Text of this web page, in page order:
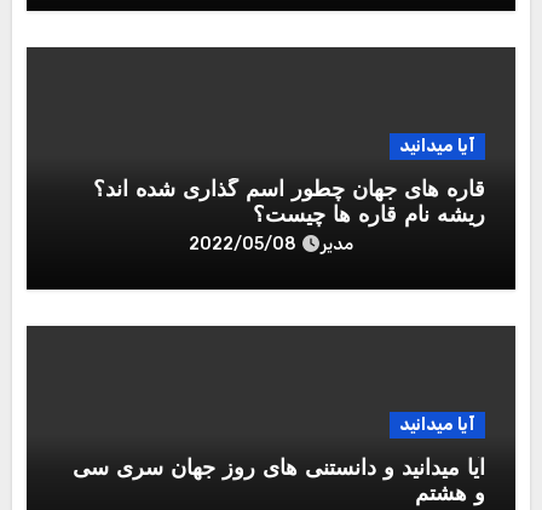
آیا میدانید
قاره های جهان چطور اسم گذاری شده اند؟
ریشه نام قاره ها چیست؟
مدیر 2022/05/08
آیا میدانید
آیا میدانید و دانستنی های روز جهان سری سی
و هشتم